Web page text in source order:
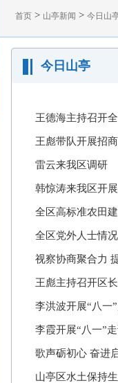
首页 > 山亭新闻 > 今日山
今日山亭
王德海主持召开
王彪带队开展招
雷云来我区调研
韩惊涛来我区开
全区高标准农田
全区党外人士情
视察协商聚合力
王彪主持召开区
李洪波开展“八一
李霞开展“八一”
歌声砺初心 奋进
山亭区水土保持